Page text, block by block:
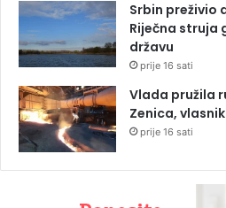
Srbin preživio
Riječna struja
državu
prije 16 sati
Vlada pružila
Zenica,
prije 16 sati